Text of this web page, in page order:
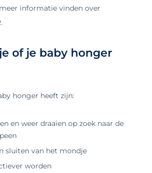
informatie vinden over
of je baby honger
honger heeft zijn:
en weer draaien op zoek naar de
sluiten van het mondje
worden